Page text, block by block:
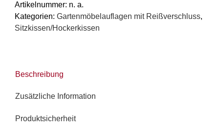
Größen,
Panama
Menta
Artikelnummer: n. a.
Kategorien: Gartenmöbelauflagen mit Reißverschluss,
Sitzkissen/Hockerkissen
Beschreibung
Zusätzliche Information
Produktsicherheit